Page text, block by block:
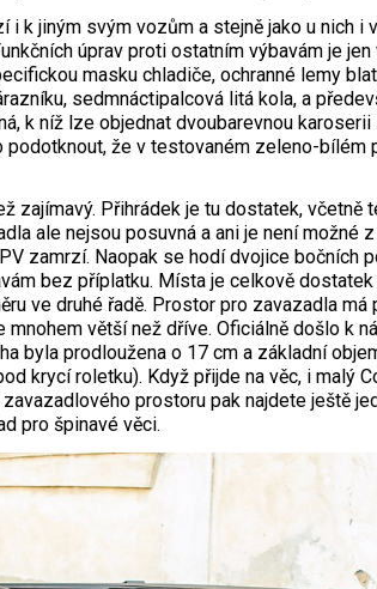
i k jiným svým vozům a stejně jako u nich i
úprav proti ostatním výbavám je jen
masku chladiče, ochranné lemy
sedmnáctipalcová litá kola, a
k níž lze objednat dvoubarevnou
podotknout, že v testovaném zeleno-bílém
zajímavý. Přihrádek je tu dostatek, včetně
ale nejsou posuvná a ani je není možné
zamrzí. Naopak se hodí dvojice bočních
bez příplatku. Místa je celkově
ve druhé řadě. Prostor pro zavazadla má
mnohem větší než dříve. Oficiálně došlo k
byla prodloužena o 17 cm a základní
krycí roletku). Když přijde na věc, i malý
prostoru pak najdete ještě
pro špinavé věci.